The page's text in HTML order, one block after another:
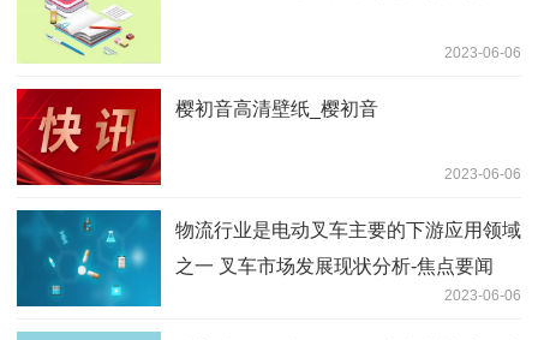
2023-06-06
樱初音高清壁纸_樱初音
2023-06-06
物流行业是电动叉车主要的下游应用领域
之一 叉车市场发展现状分析-焦点要闻
2023-06-06